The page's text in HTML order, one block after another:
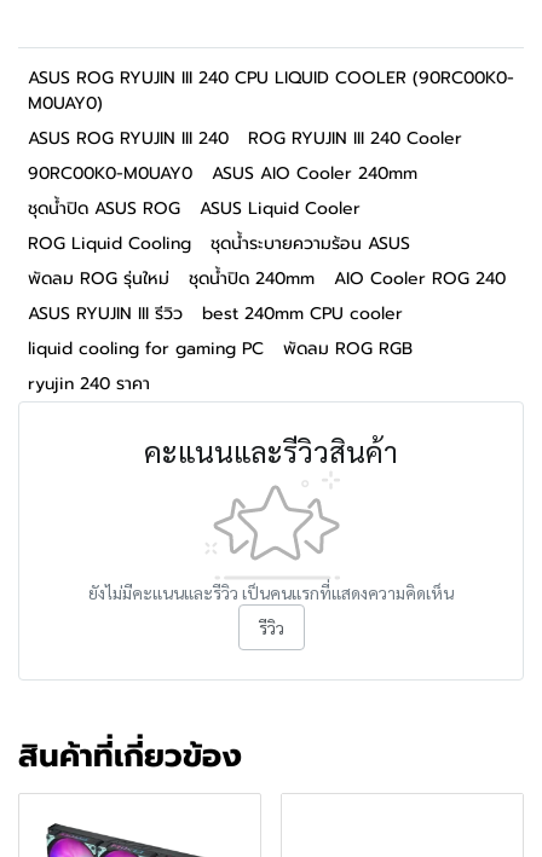
ASUS ROG RYUJIN III 240 CPU LIQUID COOLER (90RC00K0-
M0UAY0)
ASUS ROG RYUJIN III 240
ROG RYUJIN III 240 Cooler
90RC00K0-M0UAY0
ASUS AIO Cooler 240mm
ชุดน้ำปิด ASUS ROG
ASUS Liquid Cooler
ROG Liquid Cooling
ชุดน้ำระบายความร้อน ASUS
พัดลม ROG รุ่นใหม่
ชุดน้ำปิด 240mm
AIO Cooler ROG 240
ASUS RYUJIN III รีวิว
best 240mm CPU cooler
liquid cooling for gaming PC
พัดลม ROG RGB
ryujin 240 ราคา
คะแนนและรีวิวสินค้า
ยังไม่มีคะแนนและรีวิว เป็นคนแรกที่แสดงความคิดเห็น
รีวิว
สินค้าที่เกี่ยวข้อง